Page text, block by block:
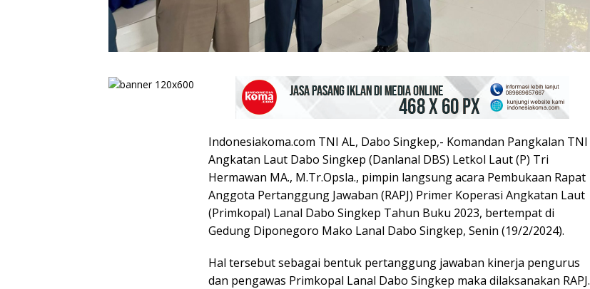
Indonesiakoma.com TNI AL, Dabo Singkep,- Komandan Pangkalan TNI
Angkatan Laut Dabo Singkep (Danlanal DBS) Letkol Laut (P) Tri
Hermawan MA., M.Tr.Opsla., pimpin langsung acara Pembukaan Rapat
Anggota Pertanggung Jawaban (RAPJ) Primer Koperasi Angkatan Laut
(Primkopal) Lanal Dabo Singkep Tahun Buku 2023, bertempat di
Gedung Diponegoro Mako Lanal Dabo Singkep, Senin (19/2/2024).
Hal tersebut sebagai bentuk pertanggung jawaban kinerja pengurus
dan pengawas Primkopal Lanal Dabo Singkep maka dilaksanakan RAPJ.